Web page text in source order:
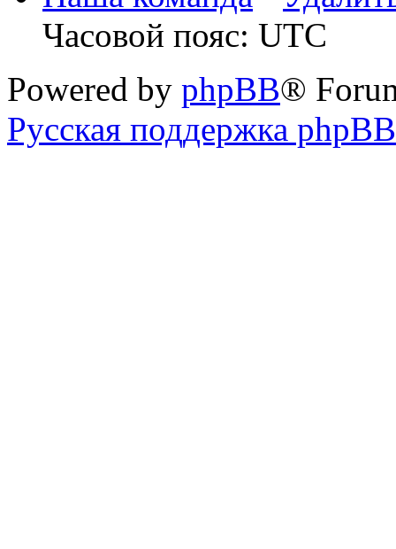
Часовой пояс: UTC
Powered by phpBB®
Русская поддержка phpBB